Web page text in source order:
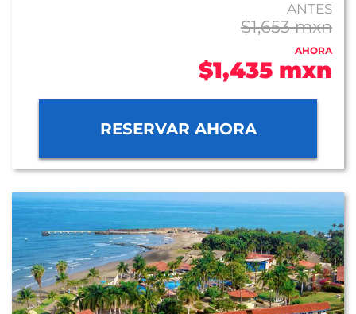
ANTES
$1,653 mxn
AHORA
$1,435 mxn
RESERVAR AHORA